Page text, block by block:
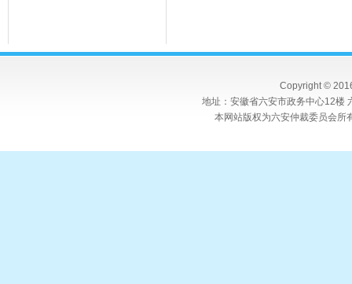
Copyright ©
地址：安徽省六安市政务中心12
本网站版权为六安仲裁委员会